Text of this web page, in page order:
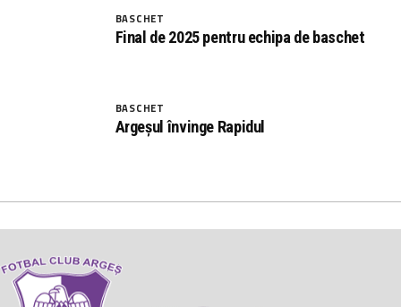
BASCHET
Final de 2025 pentru echipa de baschet
BASCHET
Argeșul învinge Rapidul